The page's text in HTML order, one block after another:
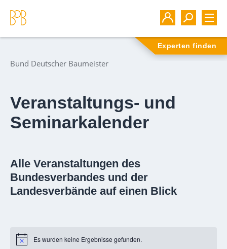
Experten finden
Bund Deutscher Baumeister
Veranstaltungs- und
Seminarkalender
Alle Veranstaltungen des
Bundesverbandes und der
Landesverbände auf einen Blick
Notice Es wurden keine Ergebnisse gefunden.